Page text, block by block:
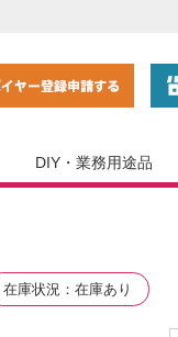
DIY・業務用途品
在庫状況 在庫あり